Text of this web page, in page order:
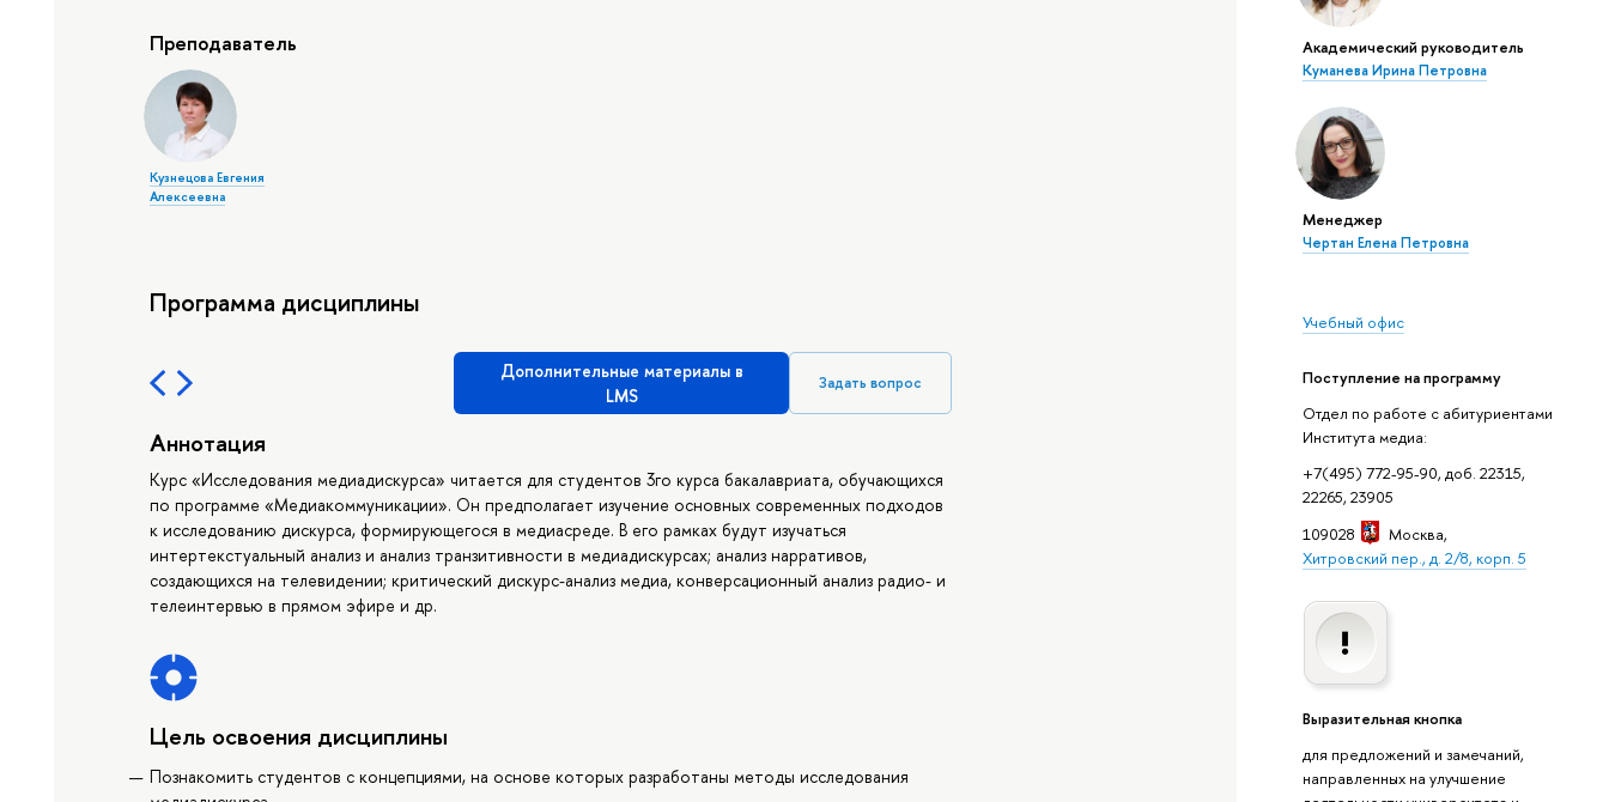
Академический руководитель
Куманева Ирина Петровна
Менеджер
Чертан Елена Петровна
Учебный офис
Поступление на программу
Отдел по работе с абитуриентами
Института медиа:
+7(495) 772-95-90, доб. 22315,
22265, 23905
109028
Москва,
Хитровский пер., д. 2/8, корп. 5
Выразительная кнопка
для предложений и замечаний,
направленных на улучшение
Преподаватель
Кузнецова Евгения
Алексеевна
Программа дисциплины
Дополнительные материалы в
LMS
Задать вопрос
Аннотация
Курс «Исследования медиадискурса» читается для студентов 3го курса бакалавриата, обучающихся
по программе «Медиакоммуникации». Он предполагает изучение основных современных подходов
к исследованию дискурса, формирующегося в медиасреде. В его рамках будут изучаться
интертекстуальный анализ и анализ транзитивности в медиадискурсах; анализ нарративов,
создающихся на телевидении; критический дискурс-анализ медиа, конверсационный анализ радио- и
телеинтервью в прямом эфире и др.
Цель освоения дисциплины
Познакомить студентов с концепциями, на основе которых разработаны методы исследования